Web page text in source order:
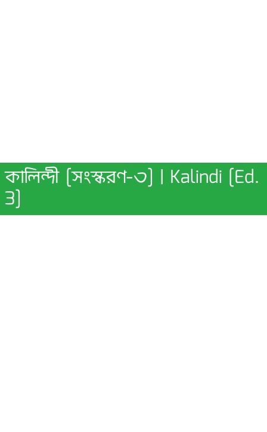
কালিন্দী [সংস্করণ-৩] | Kalindi [Ed.
3]